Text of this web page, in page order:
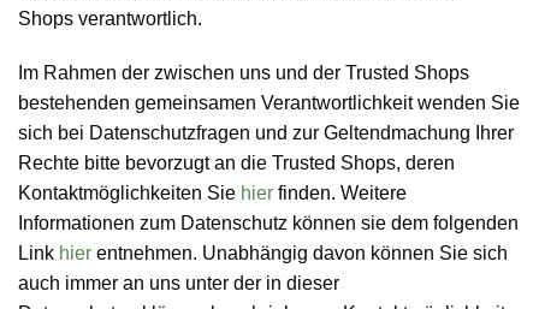
Shops verantwortlich.
Im Rahmen der zwischen uns und der Trusted Shops
bestehenden gemeinsamen Verantwortlichkeit wenden Sie
sich bei Datenschutzfragen und zur Geltendmachung Ihrer
Rechte bitte bevorzugt an die Trusted Shops, deren
Kontaktmöglichkeiten Sie hier finden. Weitere
Informationen zum Datenschutz können sie dem folgenden
Link hier entnehmen. Unabhängig davon können Sie sich
auch immer an uns unter der in dieser